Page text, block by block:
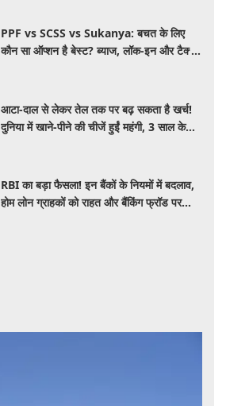
PPF vs SCSS vs Sukanya: बचत के लिए
कौन सा ऑप्शन है बेस्ट? ब्याज, लॉक-इन और टैक्स
आटा-दाल से लेकर तेल तक पर बढ़ सकता है खर्च!
दुनिया में खाने-पीने की चीजें हुईं महंगी, 3 साल के
RBI का बड़ा फैसला! इन बैंकों के नियमों में बदलाव,
होम लोन ग्राहकों को राहत और बैंकिंग फ्रॉड पर